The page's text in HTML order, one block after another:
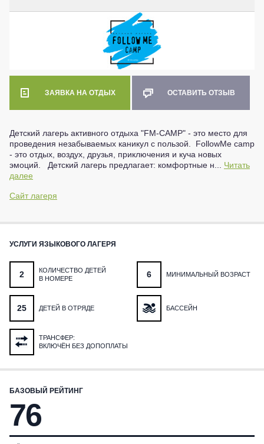
ЗАЯВКА НА ОТДЫХ ОСТАВИТЬ ОТЗЫВ
Детский лагерь активного отдыха "FM-CAMP" - это место для
проведения незабываемых каникул с пользой. FollowMe camp
- это отдых, воздух, друзья, приключения и куча новых
эмоций. Детский лагерь предлагает: комфортные н... Читать
далее
Сайт лагеря
УСЛУГИ ЯЗЫКОВОГО ЛАГЕРЯ
2
КОЛИЧЕСТВО ДЕТЕЙ
В НОМЕРЕ
6 МИНИМАЛЬНЫЙ ВОЗРАСТ
25 ДЕТЕЙ В ОТРЯДЕ БАССЕЙН
ТРАНСФЕР:
ВКЛЮЧЁН БЕЗ ДОПОПЛАТЫ
БАЗОВЫЙ РЕЙТИНГ
76